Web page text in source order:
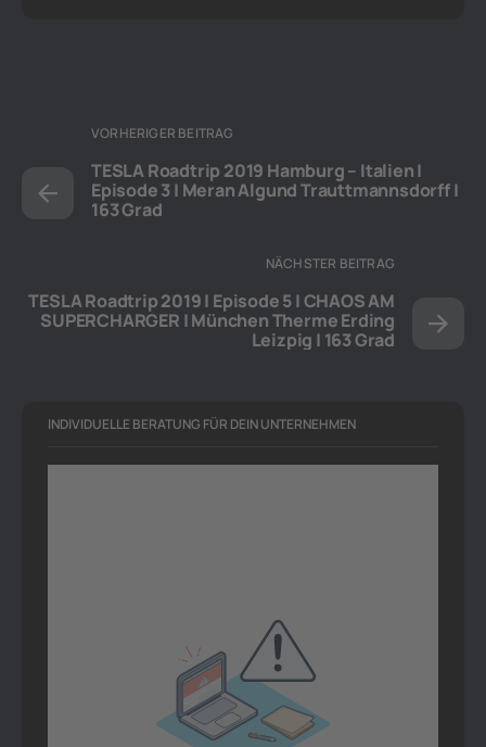
VORHERIGER BEITRAG
TESLA Roadtrip 2019 Hamburg – Italien |
Episode 3 | Meran Algund Trauttmannsdorff |
163 Grad
NÄCHSTER BEITRAG
TESLA Roadtrip 2019 | Episode 5 | CHAOS AM
SUPERCHARGER | München Therme Erding
Leizpig | 163 Grad
INDIVIDUELLE BERATUNG FÜR DEIN UNTERNEHMEN